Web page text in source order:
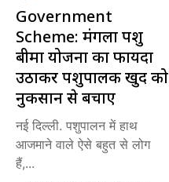
Government
Scheme: मंगला पशु
बीमा योजना का फायदा
उठाकर पशुपालक खुद को
नुकसान से बचाएं
नई दिल्ली. पशुपालन में हाथ
आजमाने वाले ऐसे बहुत से लोग
हैं,...